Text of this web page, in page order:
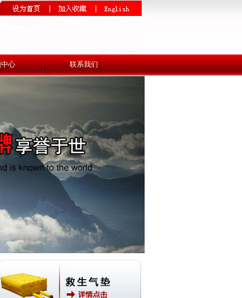
心 联系我们